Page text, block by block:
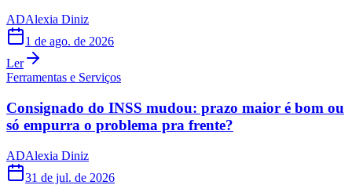
ADAlexia Diniz
1 de ago. de 2026
Ler
Ferramentas e Serviços
Consignado do INSS mudou: prazo maior é bom ou
só empurra o problema pra frente?
ADAlexia Diniz
31 de jul. de 2026